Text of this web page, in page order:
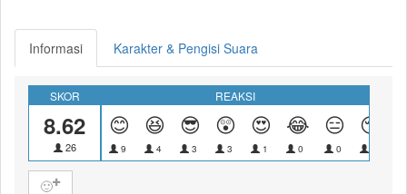
Informasi Karakter & Pengisi Suara
SKOR
8.62
26
REAKSI
😊
9
😆
4
😎
3
😲
3
😍
1
😂
0
😑
0
😴
🙂